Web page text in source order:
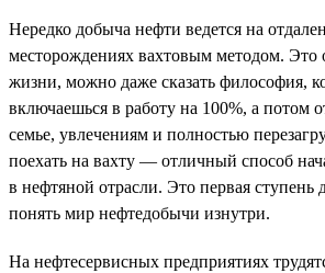
Нередко добыча нефти ведется на
месторождениях вахтовым методом.
жизни, можно даже сказать философия,
включаешься в работу на 100%, а потом
семье, увлечениям и полностью
поехать на вахту — отличный способ
в нефтяной отрасли. Это первая ступень
понять мир нефтедобычи изнутри.
На нефтесервисных предприятиях